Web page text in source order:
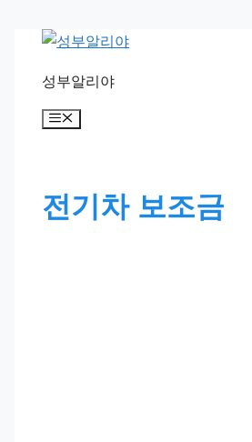
Skip
content
성부알리야
Menu
전기차 보조금